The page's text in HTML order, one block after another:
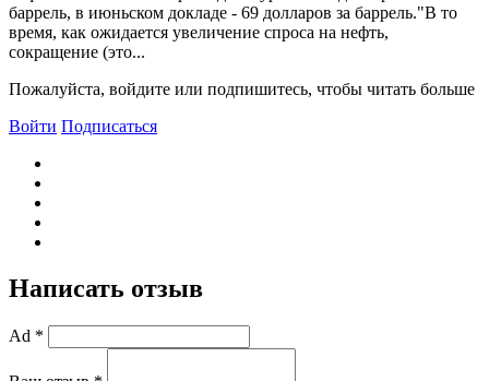
баррель, в июньском докладе - 69 долларов за баррель."B то
время, как ожидается увеличение спроса на нефть,
сокращение (это...
Пожалуйста, войдите или подпишитесь, чтобы читать больше
Войти Подписаться
Написать отзыв
Ad *